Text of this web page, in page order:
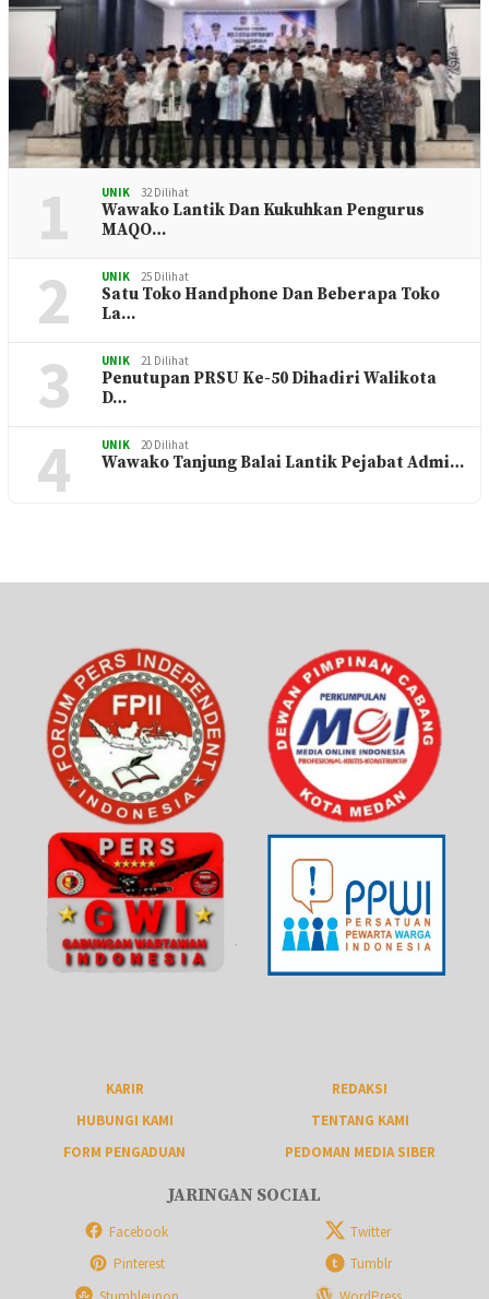
1 UNIK 32 Dilihat
Wawako Lantik Dan Kukuhkan Pengurus
2 UNIK
3 UNIK
4
KARIR
REDAKSI
HUBUNGI KAMI
TENTANG KAMI
FORM PENGADUAN
PEDOMAN MEDIA SIBER
Facebook
Twitter